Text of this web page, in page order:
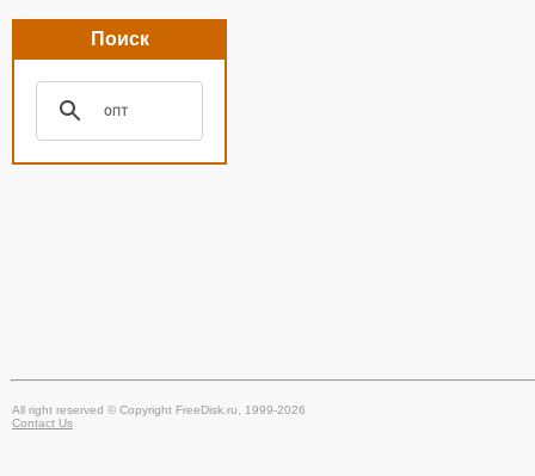
Поиск
All right reserved © Copyright FreeDisk.ru, 1999-2026
Contact Us